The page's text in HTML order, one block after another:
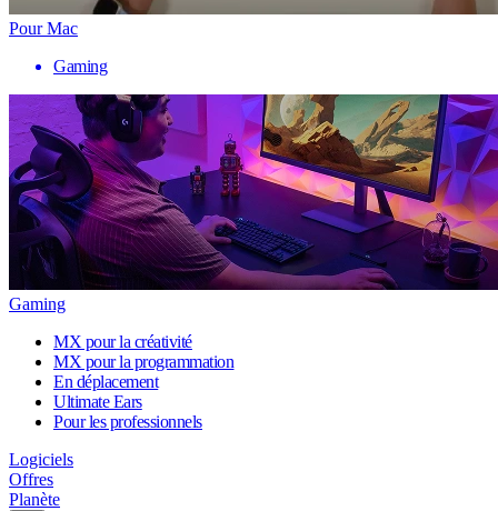
Pour Mac
Gaming
Gaming
MX pour la créativité
MX pour la programmation
En déplacement
Ultimate Ears
Pour les professionnels
Logiciels
Offres
Planète